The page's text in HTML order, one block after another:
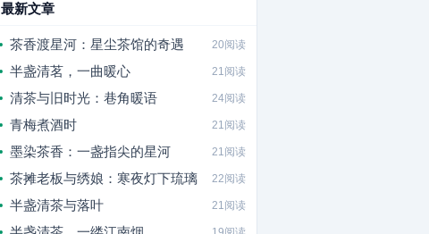
最新文章
茶香渡星河：星尘茶馆的奇遇 20阅读
半盏清茗，一曲暖心 21阅读
清茶与旧时光：巷角暖语 24阅读
青梅煮酒时 21阅读
墨染茶香：一盏指尖的星河 21阅读
茶摊老板与绣娘：寒夜灯下琉璃 22阅读
半盏清茶与落叶 21阅读